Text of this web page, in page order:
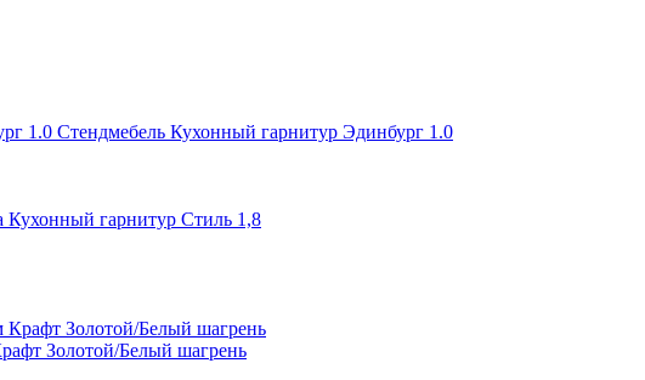
Стендмебель Кухонный гарнитур Эдинбург 1.0
Кухонный гарнитур Стиль 1,8
Золотой/Белый шагрень